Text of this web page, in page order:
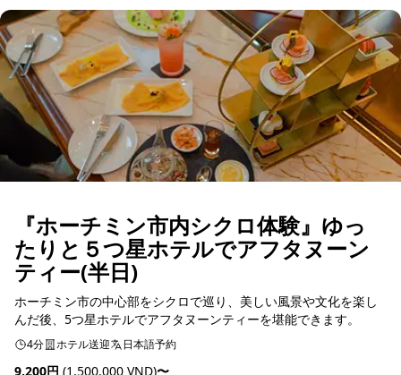
『ホーチミン市内シクロ体験』ゆっ
たりと５つ星ホテルでアフタヌーン
ティー(半日)
ホーチミン市の中心部をシクロで巡り、美しい風景や文化を楽し
んだ後、5つ星ホテルでアフタヌーンティーを堪能できます。
4分 ホテル送迎 日本語予約
9,200円 (1,500,000 VND)〜